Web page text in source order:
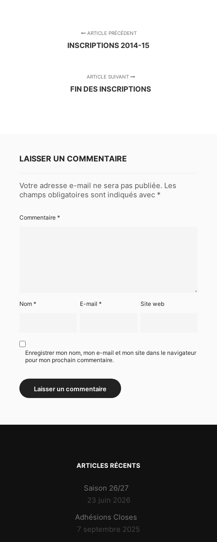
ARTICLE PRÉCÉDENT
INSCRIPTIONS 2014-15
ARTICLE SUIVANT
FIN DES INSCRIPTIONS
LAISSER UN COMMENTAIRE
Votre adresse e-mail ne sera pas publiée. Les
champs obligatoires sont indiqués avec *
Commentaire *
Nom * E-mail* Site web
Enregistrer mon nom, mon e-mail et mon site dans le navigateur
pour mon prochain commentaire.
ARTICLES RÉCENTS
Saison 26/27
23 juin 2026
Adhésions Closes
7 septembre 2025